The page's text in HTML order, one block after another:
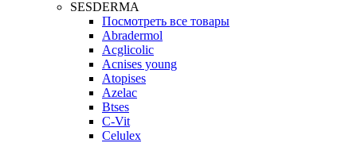
SESDERMA
Посмотреть все товары
Abradermol
Acglicolic
Acnises young
Atopises
Azelac
Btses
C-Vit
Celulex